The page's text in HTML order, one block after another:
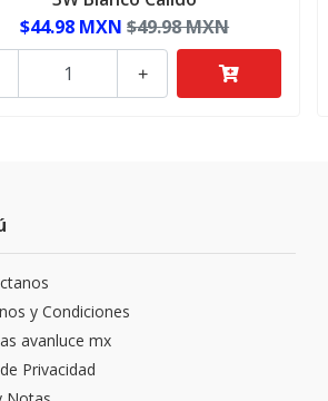
$44.98 MXN $49.98 MXN
+
y Condiciones
avanluce mx
Privacidad